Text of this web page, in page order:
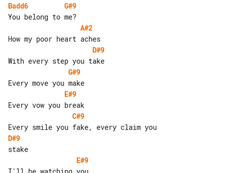
Badd6
G#9
A#2
D#9
G#9
E#9
C#9
D#9
E#9